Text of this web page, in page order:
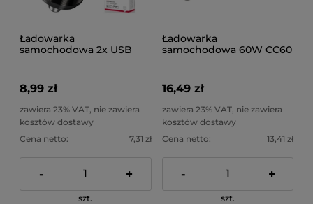
Ładowarka
samochodowa 2x USB
8,99 zł
zawiera 23% VAT, nie zawiera
kosztów dostawy
Cena netto:
7,31 zł
- +
szt.
Ładowarka
samochodowa 60W CC60
16,49 zł
zawiera 23% VAT, nie zawiera
kosztów dostawy
Cena netto:
13,41 zł
- +
szt.